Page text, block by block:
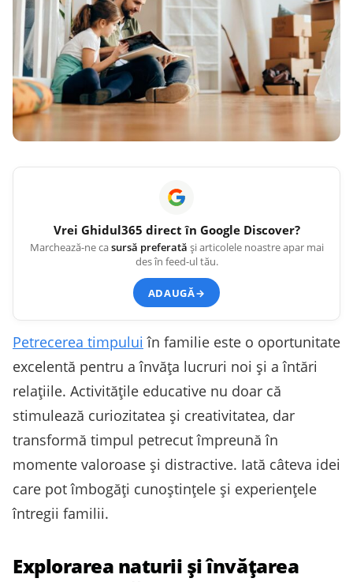
Vrei Ghidul365 direct în Google Discover?
Marchează-ne casursă preferată și articolele noastre apar mai
des în feed-ul tău.
ADAUGĂ→
Petrecerea timpului în familie este o oportunitate
excelentă pentru a învăța lucruri noi și a întări
relațiile. Activitățile educative nu doar că
stimulează curiozitatea și creativitatea, dar
transformă timpul petrecut împreună în
momente valoroase și distractive. Iată câteva idei
care pot îmbogăți cunoștințele și experiențele
întregii familii.
Explorarea naturii și învățarea